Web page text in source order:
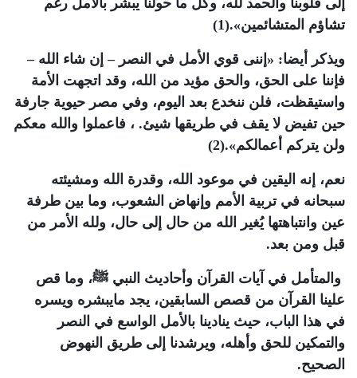
إلى قلوبنا والحمد لله، وكل ما حولنا يبشر بالأمل رغم
تشاؤم المتشائمين».(1)
ويذكر أيضا: «إننى قوي الأمل في النصر – إن شاء الله –
فإننا على الحق، والحق مؤيد من الله، وقد اتجهت الأمة
واستيقظت، فلن ننخدع بعد اليوم، وفي مصر حيوية جارفة
حين تفيض لا يقف في طريقها شيئ. ، فاعملوا والله معكم
ولن يتركم أعمالكم».(2)
نعم، إنه اليقين في موعود الله، وقدرة الله ومشيئته
سبحانه في تربية الأمم وإنهاض الشعوب، وما بين طرفة
عين وانتباهتها يُغير الله من حال إلى حال، ولله الأمر من
قبل ومن بعد.
والمتأمل في آيات القرآن وأحاديث النبي ﷺ، وما قص
علينا القرآن من قصص السابقين، يجد مايبشره ويسره
في هذا الباب، حيث ينادينا بالأمل الواسع في النصر
والتمكين للحق وأهله، ويرشدنا إلى طريق النهوض
الصحيح.